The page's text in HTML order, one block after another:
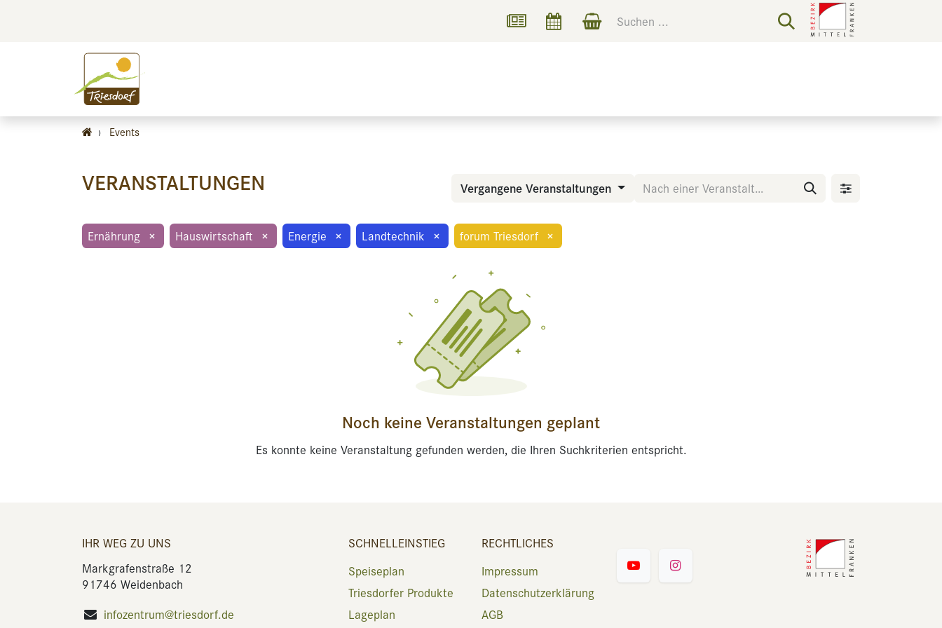
› Events
VERANSTALTUNGEN Vergangene Veranstaltungen
Ernährung × Hauswirtschaft × Energie × Landtechnik × forum Triesdorf ×
Noch keine Veranstaltungen geplant
Es konnte keine Veranstaltung gefunden werden, die Ihren Suchkriterien entspricht.
IHR WEG ZU UNS
Markgrafenstraße 12
91746 Weidenbach
infozentrum@triesdorf.de
SCHNELLEINSTIEG
Speiseplan
Triesdorfer Produkte
Lageplan
RECHTLICHES
Impressum
Datenschutzerklärung
AGB